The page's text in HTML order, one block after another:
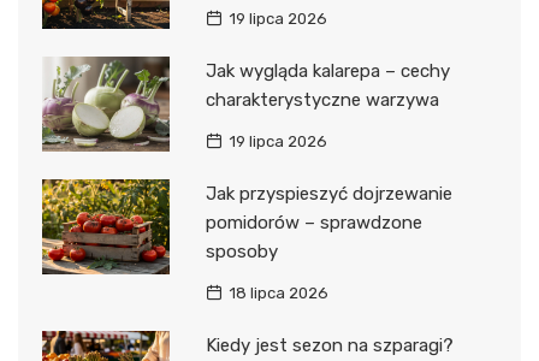
19 lipca 2026
Jak wygląda kalarepa – cechy
charakterystyczne warzywa
19 lipca 2026
Jak przyspieszyć dojrzewanie
pomidorów – sprawdzone
sposoby
18 lipca 2026
Kiedy jest sezon na szparagi?